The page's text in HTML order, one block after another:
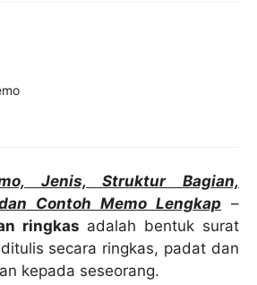
Jenis, Struktur Bagian,
Contoh Memo Lengkap –
ringkas adalah bentuk surat
secara ringkas, padat dan
kepada seseorang.